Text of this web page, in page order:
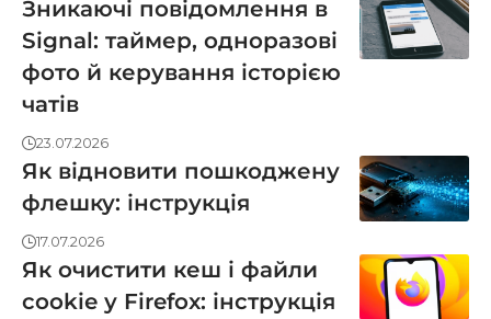
Зникаючі повідомлення в
Signal: таймер, одноразові
фото й керування історією
чатів
23.07.2026
Як відновити пошкоджену
флешку: інструкція
17.07.2026
Як очистити кеш і файли
cookie у Firefox: інструкція